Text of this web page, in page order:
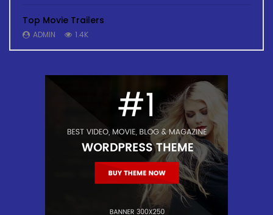
Top Movie Trailers
ADMIN 1.4K